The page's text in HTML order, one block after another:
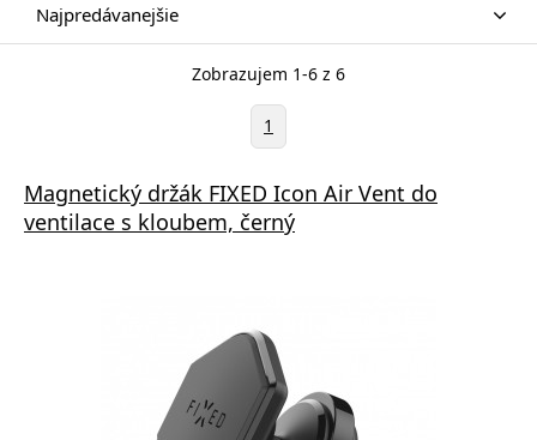
Najpredávanejšie
Zobrazujem 1-6 z 6
1
Magnetický držák FIXED Icon Air Vent do
ventilace s kloubem, černý